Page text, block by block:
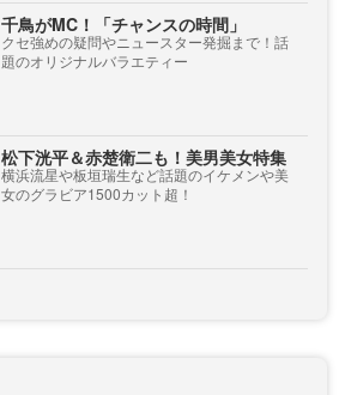
千鳥がMC！「チャンスの時間」
クセ強めの疑問やニュースター発掘まで！話
題のオリジナルバラエティー
松下洸平＆赤楚衛二も！美男美女特集
横浜流星や板垣瑞生など話題のイケメンや美
女のグラビア1500カット超！